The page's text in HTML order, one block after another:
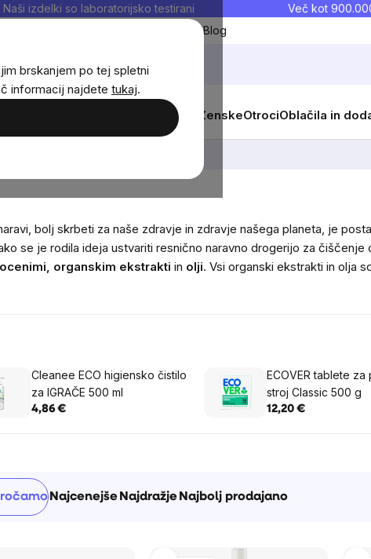
brskanjem po tej spletni
informacij najdete tukaj.
Naši izdelki so laboratorijsko testirani Več kot
Moji priljubljeniBlog
in prehrana Moški ŽenskeOtrociOblačila in
bolj skrbeti za naše zdravje in zdravje našega planeta, je
se je rodila ideja ustvariti resnično naravno drogerijo za čiščenje
organskim ekstrakti in olji. Vsi organski ekstrakti in olja
Cleanee ECO higiensko čistilo
za IGRAČE 500 ml
4,86 €
ECOVER tablete za
stroj Classic 500 g
12,20 €
Najcenejše Najdražje Najbolj prodajano